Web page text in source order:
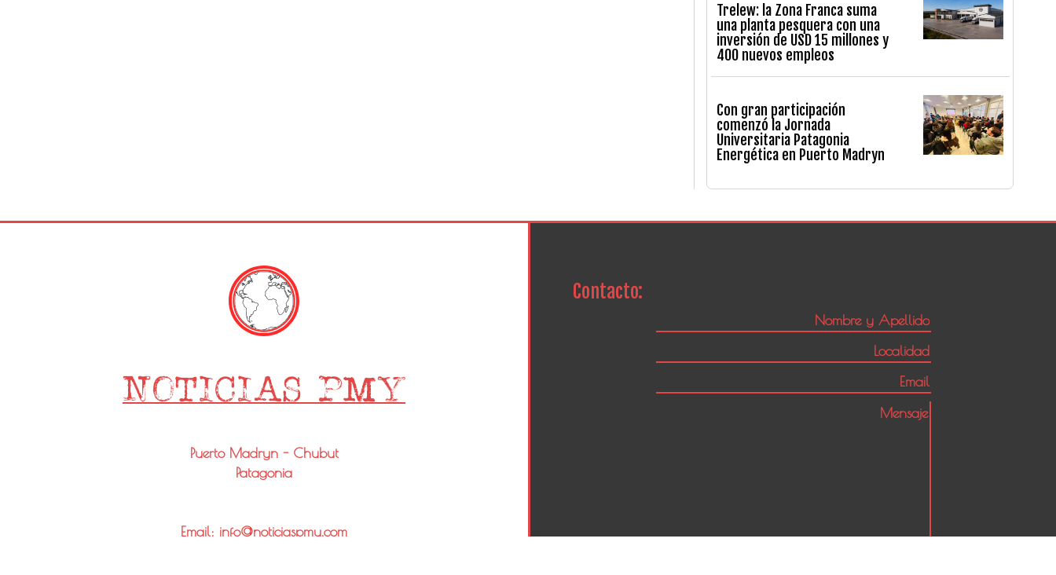
Trelew: la Zona Franca suma
una planta pesquera con una
inversión de USD 15 millones y
400 nuevos empleos
Con gran participación
comenzó la Jornada
Universitaria Patagonia
Energética en Puerto Madryn
Puerto Madryn - Chubut
Patagonia
Email: info@noticiaspmy.com
Contacto: